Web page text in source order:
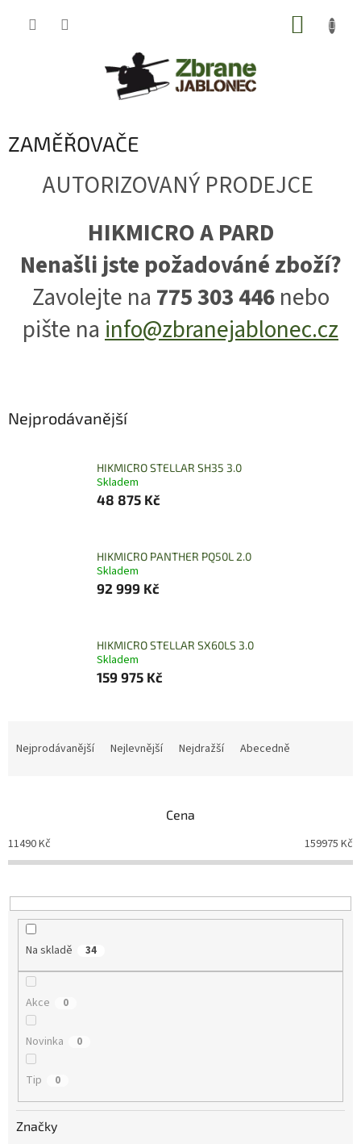
ZAMĚŘOVAČE
AUTORIZOVANÝ PRODEJCE
HIKMICRO A PARD
Nenašli jste požadováné zboží?
Zavolejte na 775 303 446nebo
pište nainfo@zbranejablonec.cz
Nejprodávanější
HIKMICRO STELLAR SH35 3.0
Skladem
48 875 Kč
HIKMICRO PANTHER PQ50L 2.0
Skladem
92 999 Kč
HIKMICRO STELLAR SX60LS 3.0
Skladem
159 975 Kč
p
r
o
u
Nejprodávanější Nejlevnější Nejdražší Abecedně
Cena
11490Kč 159975 Kč
Na skladě 34
Akce 0
Novinka 0
Tip 0
Značky